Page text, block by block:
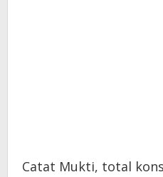
Catat Mukti, total